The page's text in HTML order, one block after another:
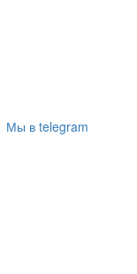
Мы в telegram